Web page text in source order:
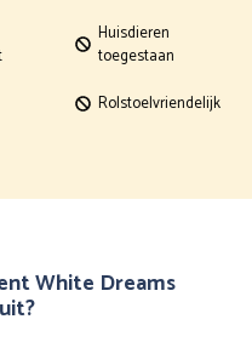
Huisdieren
toegestaan
Rolstoelvriendelijk
White Dreams